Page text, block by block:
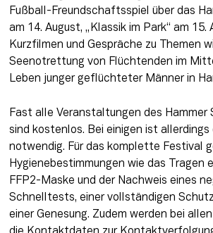
Fußball-Freundschaftsspiel über das
am 14. August, „Klassik im Park“ am 15.
Kurzfilmen und Gespräche zu Themen
Seenotrettung von Flüchtenden im
Leben junger geflüchteter Männer in
Fast alle Veranstaltungen des Hammer
sind kostenlos. Bei einigen ist allerdings
notwendig. Für das komplette Festival
Hygienebestimmungen wie das Tragen
FFP2-Maske und der Nachweis eines
Schnelltests, einer vollständigen
einer Genesung. Zudem werden bei